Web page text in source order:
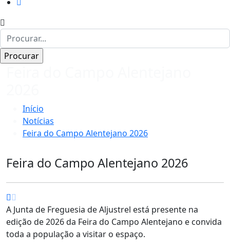
Início
Notícias
Feira do Campo Alentejano 2026
Feira do Campo Alentejano 2026
A Junta de Freguesia de Aljustrel está presente na
edição de 2026 da Feira do Campo Alentejano e convida
toda a população a visitar o espaço.